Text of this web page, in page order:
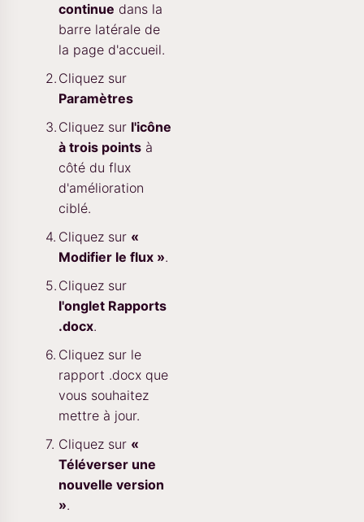
continue dans la
barre latérale de
la page d'accueil.
Cliquez sur
Paramètres
Cliquez sur l'icône
à trois points à
côté du flux
d'amélioration
ciblé.
Cliquez sur «
Modifier le flux ».
Cliquez sur
l'onglet Rapports
.docx.
Cliquez sur le
rapport .docx que
vous souhaitez
mettre à jour.
Cliquez sur «
Téléverser une
nouvelle version
».